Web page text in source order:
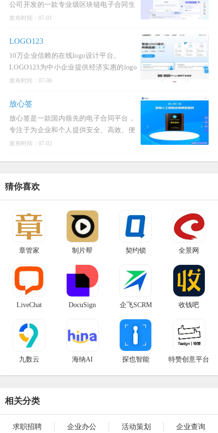
公司开发的一款专业级区块链电子合同生
态服务产品，致力于为企业提供从合同签
服务。
发布时间：07-01
LOGO123
10万企业信赖的在线logo设计平台。
LOGO123为中小企业提供经济实惠的logo
设计服务。智能化设计公司logo，商标设
获得原创logo设计方案！
发布时间：07-06
放心签
放心签是一款国内领先的电子合同平台，
专注于为企业和个人提供安全、高效、便
捷的电子合同签署和管理服务。
发布时间：07-02
猜你喜欢
章管家 制片帮 契约锁 全景网
LiveChat DocuSign 企飞SCRM 收钱吧
九数云 海纳AI 探也智能 特赞创意平台
相关分类
求职招聘 企业办公 活动策划 企业查询